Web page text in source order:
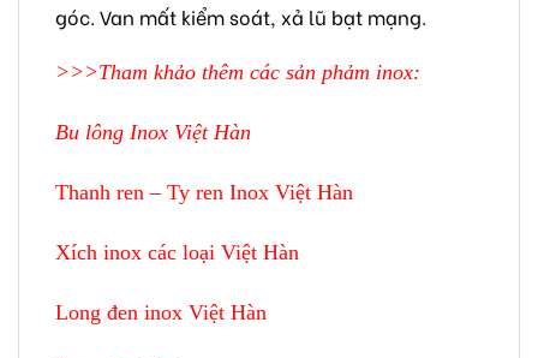
góc. Van mất kiểm soát, xả lũ bạt mạng.
>>>Tham khảo thêm các sản phảm inox:
Bu lông Inox Việt Hàn
Thanh ren – Ty ren Inox Việt Hàn
Xích inox các loại Việt Hàn
Long đen inox Việt Hàn